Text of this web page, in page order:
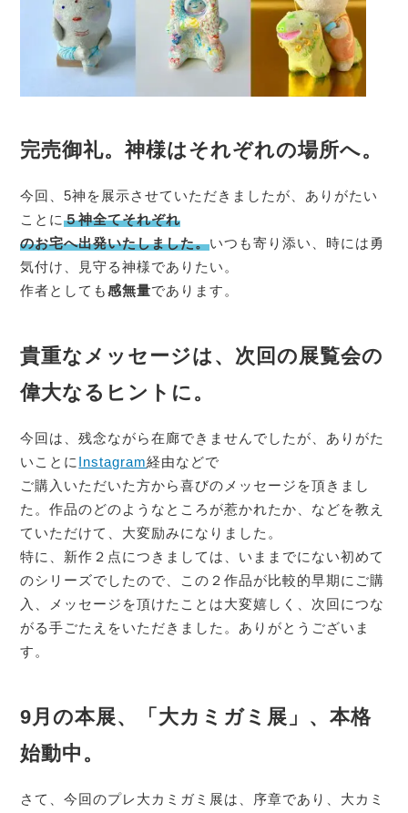
完売御礼。神様はそれぞれの場所へ。
今回、5神を展示させていただきましたが、ありがたい
ことに５神全てそれぞれ
のお宅へ出発いたしました。いつも寄り添い、時には勇
気付け、見守る神様でありたい。
作者としても感無量であります。
貴重なメッセージは、次回の展覧会の
偉大なるヒントに。
今回は、残念ながら在廊できませんでしたが、ありがた
いことに Instagram経由などで
ご購入いただいた方から喜びのメッセージを頂きまし
た。作品のどのようなところが惹かれたか、などを教え
ていただけて、大変励みになりました。
特に、新作２点につきましては、いままでにない初めて
のシリーズでしたので、この２作品が比較的早期にご購
入、メッセージを頂けたことは大変嬉しく、次回につな
がる手ごたえをいただきました。ありがとうございま
す。
9月の本展、「大カミガミ展」、本格
始動中。
さて、今回のプレ大カミガミ展は、序章であり、大カミ